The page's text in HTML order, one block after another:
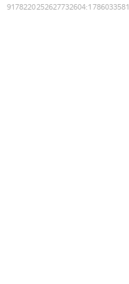
9178220252627732604:1786033581